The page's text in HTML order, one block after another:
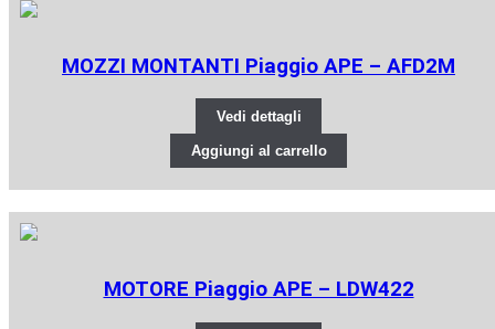
MOZZI MONTANTI Piaggio APE – AFD2M
Vedi dettagli
Aggiungi al carrello
MOTORE Piaggio APE – LDW422